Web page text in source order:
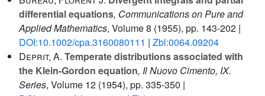
differential equations, Communications on Pure and
Applied Mathematics, Volume 8 (1955), pp. 143-202 |
DOI:10.1002/cpa.3160080111 | Zbl:0064.09204
Deprit, A. Temperate distributions associated with
the Klein-Gordon equation, Il Nuovo Cimento, IX.
Series, Volume 12 (1954), pp. 335-350 |